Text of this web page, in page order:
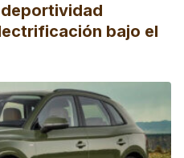
deportividad
bajo el